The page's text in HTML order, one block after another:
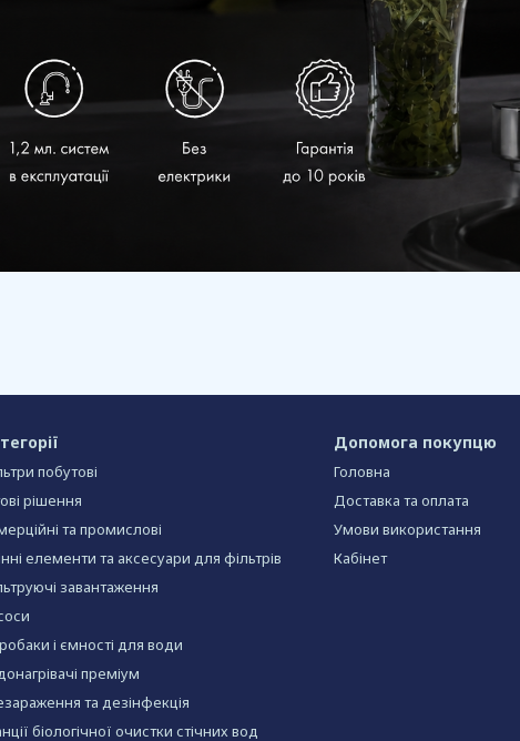
побутові
рішення
та промислові
елементи та аксесуари для фільтрів
завантаження
і ємності для води
преміум
та дезінфекція
біологічної очистки стічних вод
Допомога покупцю
Головна
Доставка та оплата
Умови використання
Кабінет